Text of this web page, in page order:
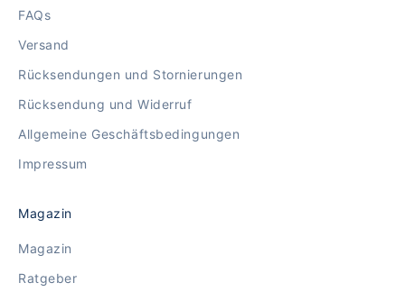
FAQs
Versand
Rücksendungen und Stornierungen
Rücksendung und Widerruf
Allgemeine Geschäftsbedingungen
Impressum
Magazin
Magazin
Ratgeber